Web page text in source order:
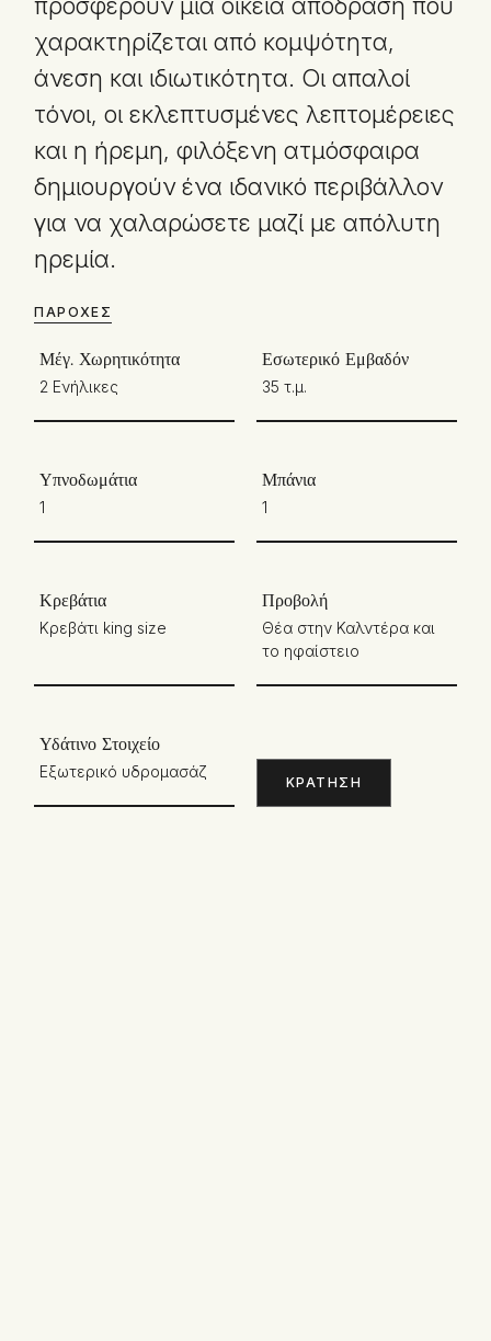
χαρακτηρίζεται από κομψότητα,
άνεση και ιδιωτικότητα. Οι απαλοί
τόνοι, οι εκλεπτυσμένες λεπτομέρειες
και η ήρεμη, φιλόξενη ατμόσφαιρα
δημιουργούν ένα ιδανικό περιβάλλον
για να χαλαρώσετε μαζί με απόλυτη
ηρεμία.
ΠΑΡΟΧΈΣ
Μέγ. Χωρητικότητα
2 Ενήλικες
Εσωτερικό Εμβαδόν
35 τ.μ.
Υπνοδωμάτια
1
Μπάνια
1
Κρεβάτια
Κρεβάτι king size
Προβολή
Θέα στην Καλντέρα και
το ηφαίστειο
Υδάτινο Στοιχείο
Εξωτερικό υδρομασάζ
ΚΡΆΤΗΣΗ